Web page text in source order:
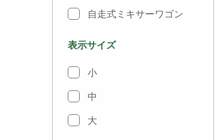
自走式ミキサーワゴン
表示サイズ
小
中
大